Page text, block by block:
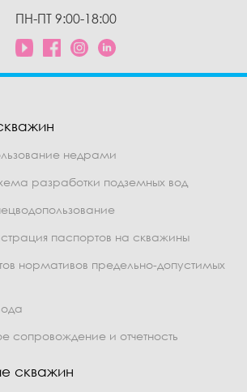
ПН-ПТ 9:00-18:00
недрами
разработки подземных вод
паспортов на скважины
нормативов предельно-допустимых
сопровождение и отчетность
скважин